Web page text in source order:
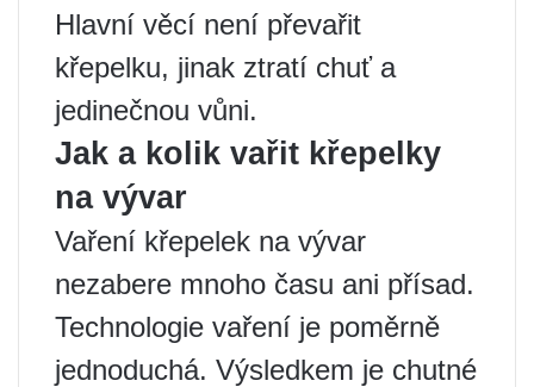
Hlavní věcí není převařit
křepelku, jinak ztratí chuť a
jedinečnou vůni.
Jak a kolik vařit křepelky
na vývar
Vaření křepelek na vývar
nezabere mnoho času ani přísad.
Technologie vaření je poměrně
jednoduchá. Výsledkem je chutné